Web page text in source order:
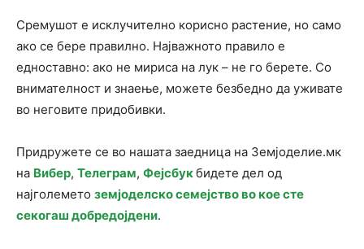
Сремушот е исклучително корисно растение, но само
ако се бере правилно. Најважното правило е
едноставно: ако не мириса на лук – не го берете. Со
внимателност и знаење, можете безбедно да уживате
во неговите придобивки.
Придружете се во нашата заедница на Земјоделие.мк
на Вибер, Телеграм, Фејсбукбидете дел од
најголемето земјоделско семејство во кое сте
секогаш добредојдени.